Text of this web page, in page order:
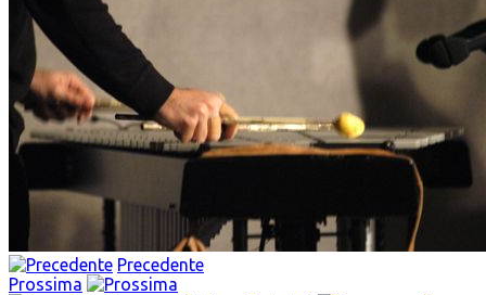
Precedente
Prossima